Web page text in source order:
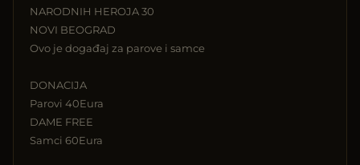
NARODNIH HEROJA 30
NOVI BEOGRAD
Ovo je događaj za parove i samce
DONACIJA
Parovi 40Eura
DAME FREE
Samci 60Eura